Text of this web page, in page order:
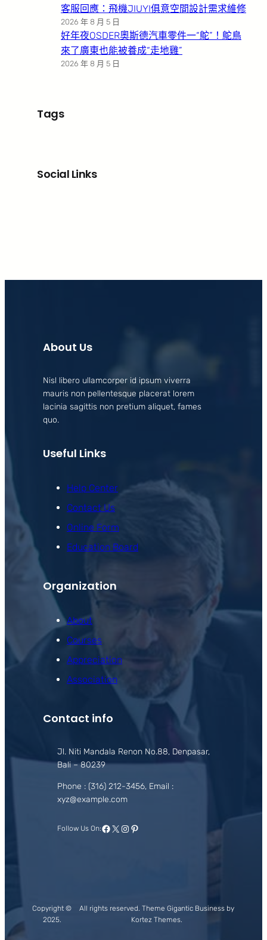
客服回應：飛機JIUYI俱意空間設計需求維修
2026 年 8 月 5 日
好年夜OSDER奧斯德汽車零件一“鴕”！鴕鳥
來了廣東也能被養成“走地雞”
2026 年 8 月 5 日
Tags
Social Links
About Us
Nisl libero ullamcorper id ipsum viverra
mauris non pellentesque placerat lorem
lacinia sagittis non pretium aliquet, fames
quo.
Useful Links
Help Center
Contact Us
Online Form
Education Board
Organization
About
Courses
Appreciation
Association
Contact info
Jl. Niti Mandala Renon No.88, Denpasar,
Bali – 80239
Phone : (316) 212-3456, Email :
xyz@example.com
Follow Us On:Facebook
X Instagram
Pinterest
Copyright ©
2025.
All rights reserved. Theme Gigantic Business by
Kortez Themes.